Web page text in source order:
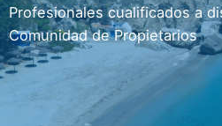
Profesionales cualificados a
Comunidad de Propietarios